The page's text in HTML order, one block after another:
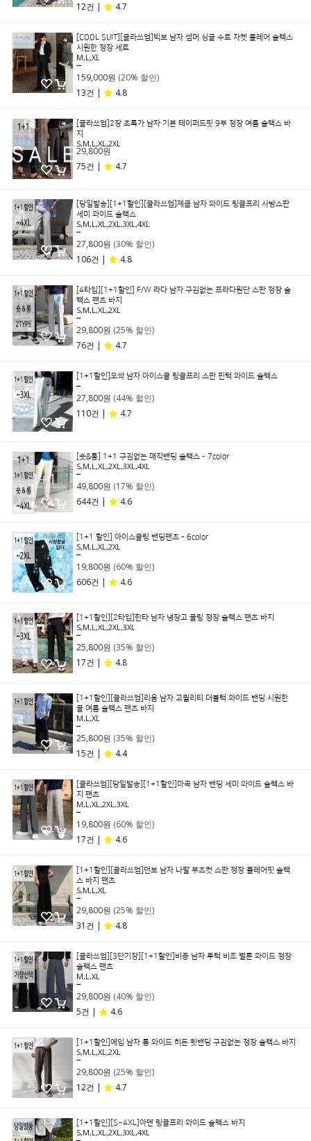
12건 |
4.7
[COOL SUIT][클라쓰업]빅보 남자 썸머 싱글 수트 자켓 플레어 슬랙스
시원한 정장 세트
M,L,XL
159,000원 (20% 할인)
13건 |
4.8
[클라쓰업]2장 초특가 남자 기본 테이퍼드핏 9부 정장 여름 슬랙스 바
지
S,M,L,XL,2XL
29,800원
75건 |
4.7
[당일발송][1+1할인][클라쓰업]제쿱 남자 와이드 링클프리 사방스판
세미 와이드 슬랙스
S,M,L,XL,2XL,3XL,4XL
27,800원 (30% 할인)
106건 |
4.8
[4타입][1+1할인] F/W 라다 남자 구김없는 프라다원단 스판 정장 슬
랙스 팬츠 바지
S,M,L,XL,2XL
29,800원 (25% 할인)
76건 |
4.7
[1+1할인]오싹 남자 아이스쿨 링클프리 스판 핀턱 와이드 슬랙스
27,800원 (44% 할인)
110건 |
4.7
[숏&롱] 1+1 구김없는 매직밴딩 슬랙스 - 7color
S,M,L,XL,2XL,3XL,4XL
49,800원 (17% 할인)
644건 |
4.6
[1+1 할인] 아이스쿨링 밴딩팬츠 - 6color
S,M,L,XL,2XL
19,800원 (60% 할인)
606건 |
4.6
[1+1할인][2타입]한타 남자 냉장고 쿨링 정장 슬랙스 팬츠 바지
S,M,L,XL,2XL,3XL
25,800원 (35% 할인)
17건 |
4.8
[1+1할인][클라쓰업]리움 남자 고퀄리티 더블턱 와이드 밴딩 시원한
쿨 여름 슬랙스 팬츠 바지
M,L,XL
25,800원 (35% 할인)
15건 |
4.4
[클라쓰업][당일발송][1+1할인]마곡 남자 밴딩 세미 와이드 슬랙스 바
지 팬츠
M,L,XL,2XL,3XL
19,800원 (60% 할인)
17건 |
4.6
[1+1할인][클라쓰업]던보 남자 나팔 부츠컷 스판 정장 플레어핏 슬랙
스 바지 팬츠
S,M,L,XL
29,800원 (25% 할인)
31건 |
4.8
[클라쓰업][3단기장][1+1할인]비종 남자 투턱 비조 벌룬 와이드 정장
슬랙스 팬츠
M,L,XL
29,800원 (40% 할인)
5건 |
4.6
[1+1할인]에임 남자 롱 와이드 히든 뒷밴딩 구김없는 정장 슬랙스 바지
S,M,L,XL,2XL
29,800원 (25% 할인)
12건 |
4.7
[1+1할인][S~4XL]아덴 링클프리 와이드 슬랙스 바지
S,M,L,XL,2XL,3XL,4XL